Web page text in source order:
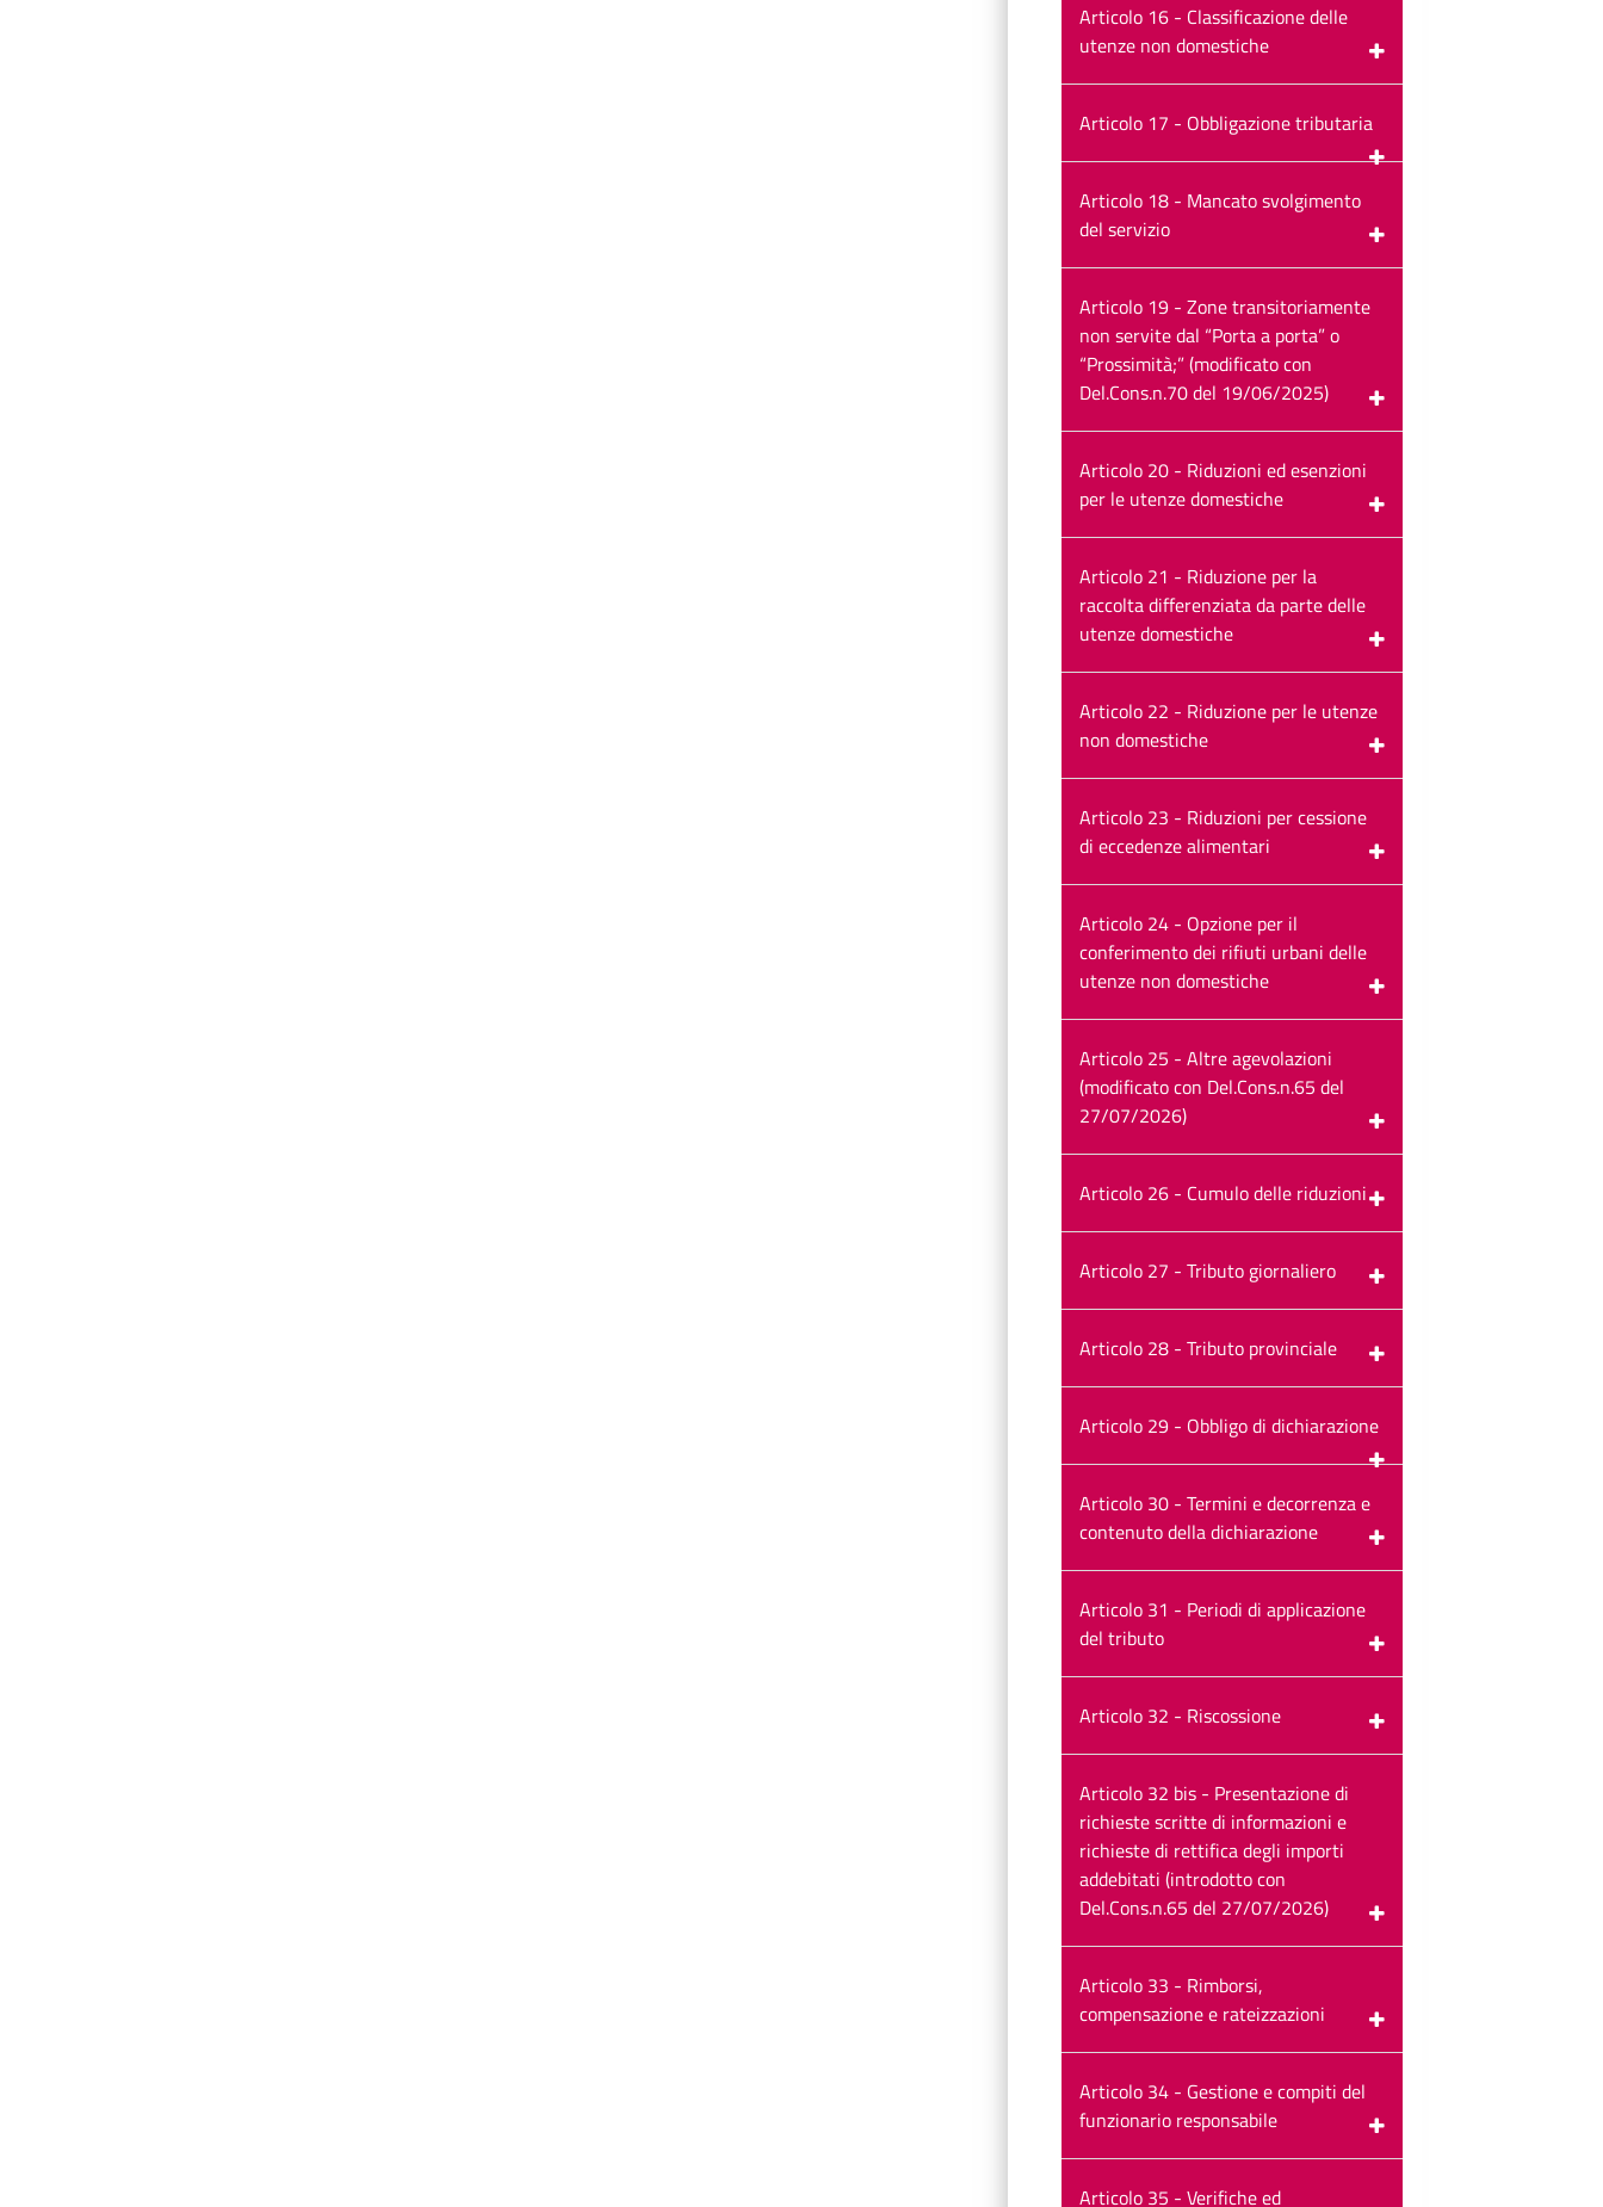
Articolo 16 - Classificazione delle
utenze non domestiche
Articolo 17 - Obbligazione tributaria
Articolo 18 - Mancato svolgimento
del servizio
Articolo 19 - Zone transitoriamente
non servite dal “Porta a porta” o
“Prossimità;” (modificato con
Del.Cons.n.70 del 19/06/2025)
Articolo 20 - Riduzioni ed esenzioni
per le utenze domestiche
Articolo 21 - Riduzione per la
raccolta differenziata da parte delle
utenze domestiche
Articolo 22 - Riduzione per le utenze
non domestiche
Articolo 23 - Riduzioni per cessione
di eccedenze alimentari
Articolo 24 - Opzione per il
conferimento dei rifiuti urbani delle
utenze non domestiche
Articolo 25 - Altre agevolazioni
(modificato con Del.Cons.n.65 del
27/07/2026)
Articolo 26 - Cumulo delle riduzioni
Articolo 27 - Tributo giornaliero
Articolo 28 - Tributo provinciale
Articolo 29 - Obbligo di dichiarazione
Articolo 30 - Termini e decorrenza e
contenuto della dichiarazione
Articolo 31 - Periodi di applicazione
del tributo
Articolo 32 - Riscossione
Articolo 32 bis - Presentazione di
richieste scritte di informazioni e
richieste di rettifica degli importi
addebitati (introdotto con
Del.Cons.n.65 del 27/07/2026)
Articolo 33 - Rimborsi,
compensazione e rateizzazioni
Articolo 34 - Gestione e compiti del
funzionario responsabile
Articolo 35 - Verifiche ed